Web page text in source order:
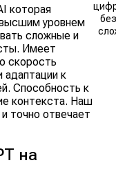
которая
уровнем
сложные и
Имеет
скорость
адаптации к
Способность к
контекста. Наш
точно отвечает
на